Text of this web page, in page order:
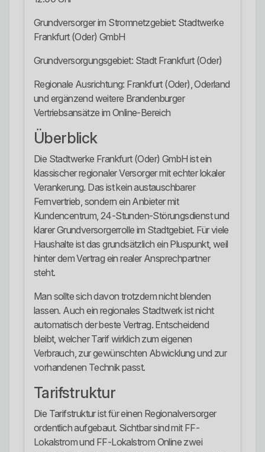
Grundversorger im Stromnetzgebiet: Stadtwerke
Frankfurt (Oder) GmbH
Grundversorgungsgebiet: Stadt Frankfurt (Oder)
Regionale Ausrichtung: Frankfurt (Oder), Oderland
und ergänzend weitere Brandenburger
Vertriebsansätze im Online-Bereich
Überblick
Die Stadtwerke Frankfurt (Oder) GmbH ist ein
klassischer regionaler Versorger mit echter lokaler
Verankerung. Das ist kein austauschbarer
Fernvertrieb, sondern ein Anbieter mit
Kundencentrum, 24-Stunden-Störungsdienst und
klarer Grundversorgerrolle im Stadtgebiet. Für viele
Haushalte ist das grundsätzlich ein Pluspunkt, weil
hinter dem Vertrag ein realer Ansprechpartner
steht.
Man sollte sich davon trotzdem nicht blenden
lassen. Auch ein regionales Stadtwerk ist nicht
automatisch der beste Vertrag. Entscheidend
bleibt, welcher Tarif wirklich zum eigenen
Verbrauch, zur gewünschten Abwicklung und zur
vorhandenen Technik passt.
Tarifstruktur
Die Tarifstruktur ist für einen Regionalversorger
ordentlich aufgebaut. Sichtbar sind mit FF-
Lokalstrom und FF-Lokalstrom Online zwei